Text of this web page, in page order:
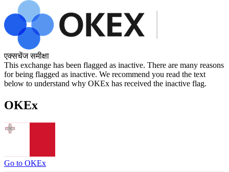
एक्सचेंज समीक्षा
This exchange has been flagged as inactive. There are many reasons
for being flagged as inactive. We recommend you read the text
below to understand why OKEx has received the inactive flag.
OKEx
Go to OKEx